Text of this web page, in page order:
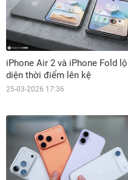
iPhone Air 2 và iPhone Fold lộ
diện thời điểm lên kệ
25-03-2026 17:36